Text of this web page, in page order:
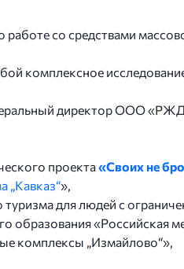
работе со средствами
комплексное
директор ООО
проекта«Своих не
„Кавказ“»,
туризма для людей с
образования «Российская
комплексы „Измайлово“»,